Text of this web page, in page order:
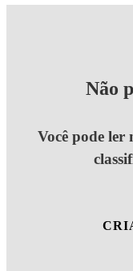
Não
Você pode ler